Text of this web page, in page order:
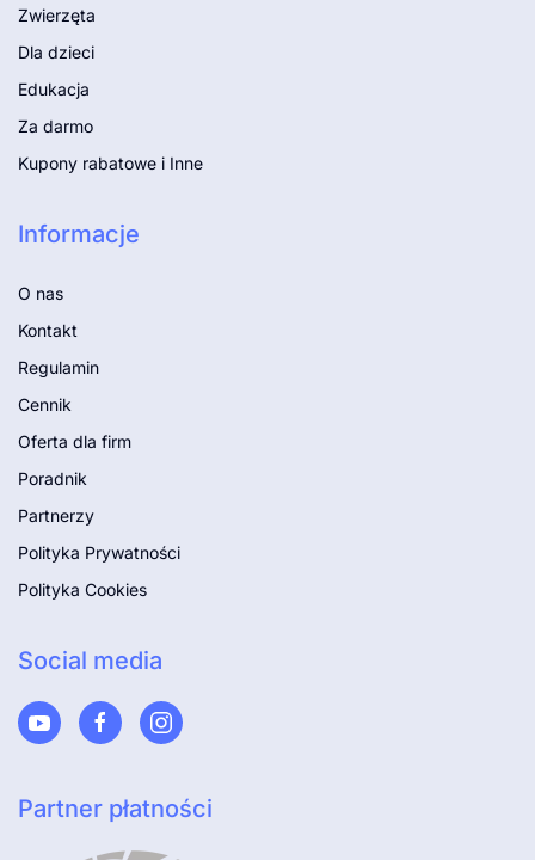
Zwierzęta
Dla dzieci
Edukacja
Za darmo
Kupony rabatowe i Inne
Informacje
O nas
Kontakt
Regulamin
Cennik
Oferta dla firm
Poradnik
Partnerzy
Polityka Prywatności
Polityka Cookies
Social media
Partner płatności